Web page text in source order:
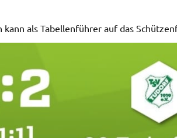
als Tabellenführer auf das